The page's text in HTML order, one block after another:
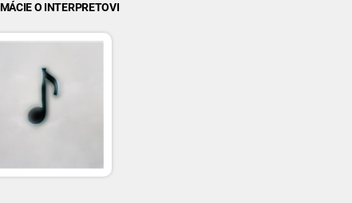
O INTERPRETOVI